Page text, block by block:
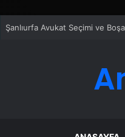
Şanlıurfa Avukat Seçimi ve